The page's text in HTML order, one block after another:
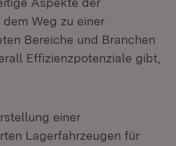
Weg zu einer
Bereiche und Branchen
Effizienzpotenziale gibt,
einer
Lagerfahrzeugen für